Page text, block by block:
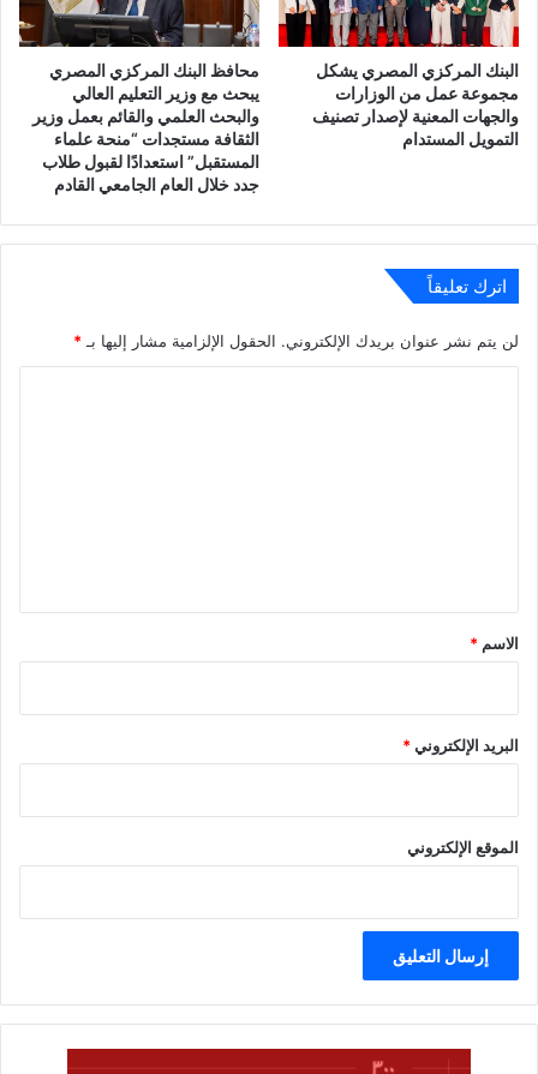
البنك المركزي المصري يشكل
مجموعة عمل من الوزارات
والجهات المعنية لإصدار تصنيف
التمويل المستدام
محافظ البنك المركزي المصري
يبحث مع وزير التعليم العالي
والبحث العلمي والقائم بعمل وزير
الثقافة مستجدات “منحة علماء
المستقبل” استعدادًا لقبول طلاب
جدد خلال العام الجامعي القادم
اترك تعليقاً
لن يتم نشر عنوان بريدك الإلكتروني. الحقول الإلزامية مشار إليها بـ *
*
الاسم *
البريد الإلكتروني*
الموقع الإلكتروني